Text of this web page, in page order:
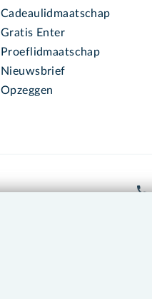
Cadeaulidmaatschap
Gratis Enter
Proeflidmaatschap
Nieuwsbrief
Opzeggen